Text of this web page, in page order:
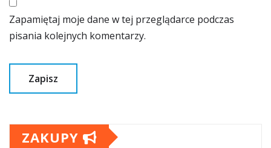
Zapamiętaj moje dane w tej przeglądarce podczas
pisania kolejnych komentarzy.
ZAKUPY